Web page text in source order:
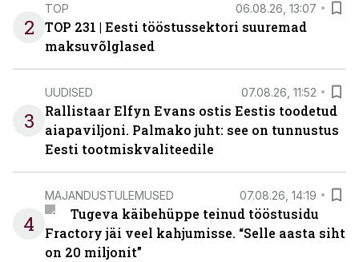
2
TOP 06.08.26, 13:07
TOP 231 | Eesti tööstussektori suuremad
maksuvõlglased
3
UUDISED 07.08.26, 11:52
Rallistaar Elfyn Evans ostis Eestis toodetud
aiapaviljoni. Palmako juht: see on tunnustus
Eesti tootmiskvaliteedile
4
MAJANDUSTULEMUSED 07.08.26, 14:19
Tugeva käibehüppe teinud tööstusidu
Fractory jäi veel kahjumisse. “Selle aasta siht
on 20 miljonit”